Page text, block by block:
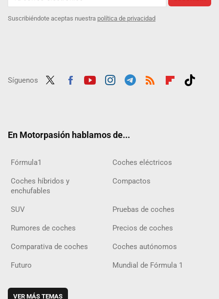
Suscribiéndote aceptas nuestra política de privacidad
Síguenos
En Motorpasión hablamos de...
Fórmula1 Coches eléctricos
Coches híbridos y
enchufables
Compactos
SUV Pruebas de coches
Rumores de coches Precios de coches
Comparativa de coches Coches autónomos
Futuro Mundial de Fórmula 1
VER MÁS TEMAS